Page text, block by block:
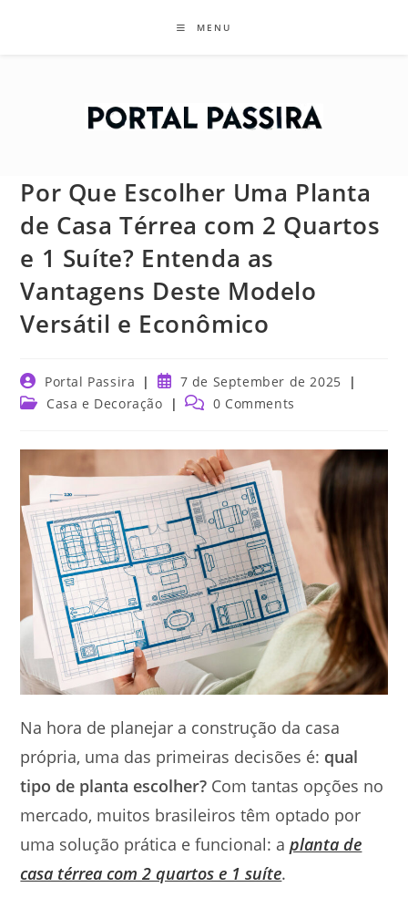
MENU
Por Que Escolher Uma Planta
de Casa Térrea com 2 Quartos
e 1 Suíte? Entenda as
Vantagens Deste Modelo
Versátil e Econômico
Post
author:
Portal Passira
Post
published:
7 de September de 2025
Post Casa e Decoração
Post 0 Comments
Na hora de planejar a construção da casa
própria, uma das primeiras decisões é: qual
tipo de planta escolher? Com tantas opções no
mercado, muitos brasileiros têm optado por
uma solução prática e funcional: aplanta de
casa térrea com 2 quartos e 1 suíte.